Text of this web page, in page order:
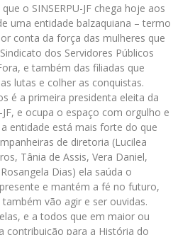
o SINSERPU-JF chega hoje aos
uma entidade balzaquiana – termo
conta da força das mulheres que
dos Servidores Públicos
e também das filiadas que
lutas e colher as conquistas.
é a primeira presidenta eleita da
JF, e ocupa o espaço com orgulho e
entidade está mais forte do que
de diretoria (Lucilea
Tânia de Assis, Vera Daniel,
Dias) ela saúda o
e mantém a fé no futuro,
vão agir e ser ouvidas.
e a todos que em maior ou
contribuição para a História do